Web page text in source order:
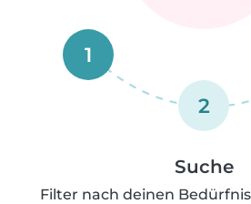
1
2
Suche
Filter nach deinen